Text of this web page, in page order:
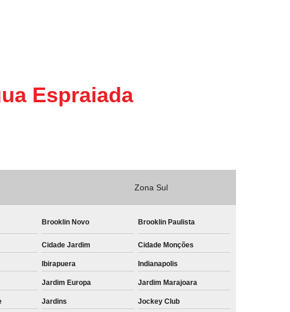
Espraiada
Zona Sul
Brooklin Novo Brooklin Paulista
Cidade Jardim Cidade Monções
Ibirapuera Indianapolis
Jardim Europa Jardim Marajoara
Jardins Jockey Club